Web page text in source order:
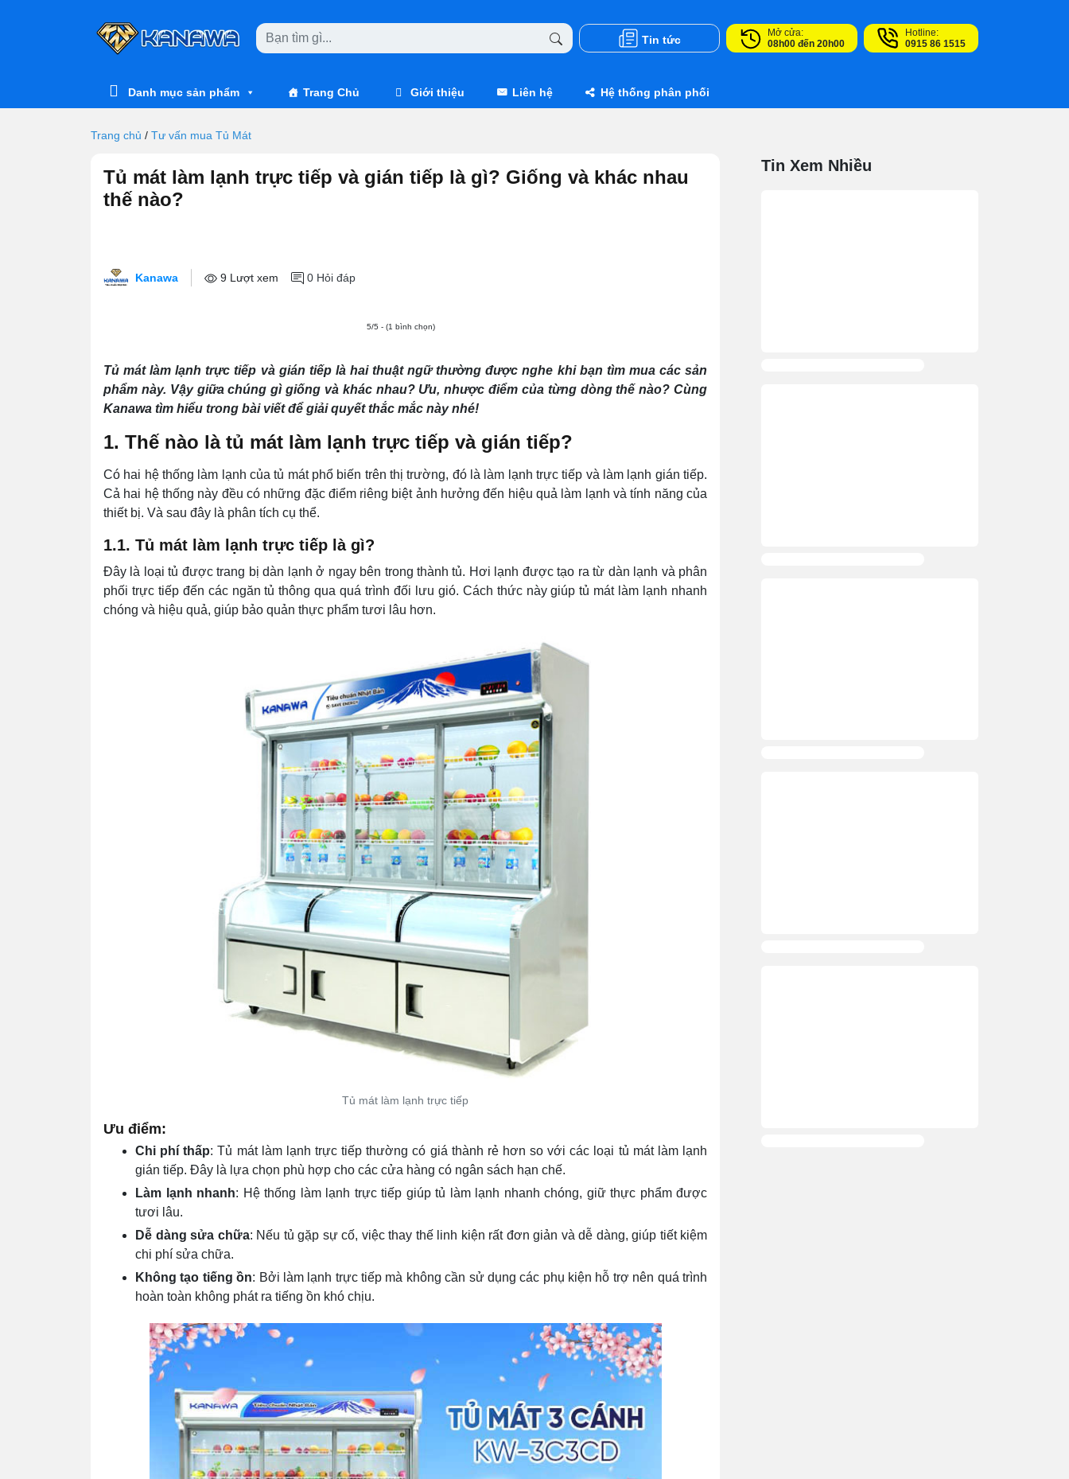
Tin tức
Mở cửa:
08h00 đến 20h00
Hotline:
0915 86 1515
Danh mục sản phẩm Trang Chủ Giới thiệu Liên hệ Hệ thống phân phối
Trang chủ / Tư vấn mua Tủ Mát
Tủ mát làm lạnh trực tiếp và gián tiếp là gì? Giống và khác nhau
thế nào?
Kanawa 9 Lượt xem 0 Hỏi đáp
5/5 - (1 bình chọn)
Tủ mát làm lạnh trực tiếp và gián tiếp là hai thuật ngữ thường được nghe khi bạn tìm mua các sản
phẩm này. Vậy giữa chúng gì giống và khác nhau? Ưu, nhược điểm của từng dòng thế nào? Cùng
Kanawa tìm hiểu trong bài viết để giải quyết thắc mắc này nhé!
1. Thế nào là tủ mát làm lạnh trực tiếp và gián tiếp?
Có hai hệ thống làm lạnh của tủ mát phổ biến trên thị trường, đó là làm lạnh trực tiếp và làm lạnh gián tiếp.
Cả hai hệ thống này đều có những đặc điểm riêng biệt ảnh hưởng đến hiệu quả làm lạnh và tính năng của
thiết bị. Và sau đây là phân tích cụ thể.
1.1. Tủ mát làm lạnh trực tiếp là gì?
Đây là loại tủ được trang bị dàn lạnh ở ngay bên trong thành tủ. Hơi lạnh được tạo ra từ dàn lạnh và phân
phối trực tiếp đến các ngăn tủ thông qua quá trình đối lưu gió. Cách thức này giúp tủ mát làm lạnh nhanh
chóng và hiệu quả, giúp bảo quản thực phẩm tươi lâu hơn.
Tủ mát làm lạnh trực tiếp
Ưu điểm:
Chi phí thấp: Tủ mát làm lạnh trực tiếp thường có giá thành rẻ hơn so với các loại tủ mát làm lạnh
gián tiếp. Đây là lựa chọn phù hợp cho các cửa hàng có ngân sách hạn chế.
Làm lạnh nhanh: Hệ thống làm lạnh trực tiếp giúp tủ làm lạnh nhanh chóng, giữ thực phẩm được
tươi lâu.
Dễ dàng sửa chữa: Nếu tủ gặp sự cố, việc thay thế linh kiện rất đơn giản và dễ dàng, giúp tiết kiệm
chi phí sửa chữa.
Không tạo tiếng ồn: Bởi làm lạnh trực tiếp mà không cần sử dụng các phụ kiện hỗ trợ nên quá trình
hoàn toàn không phát ra tiếng ồn khó chịu.
Tin Xem Nhiều